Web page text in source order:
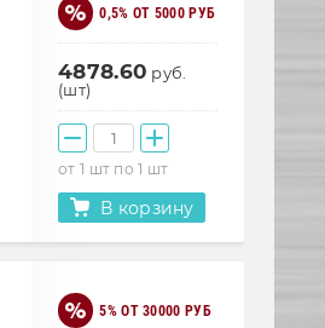
0,5% ОТ 5000 РУБ
4878.60 руб.
(шт)
от 1 шт по 1 шт
В корзину
5% ОТ 30000 РУБ